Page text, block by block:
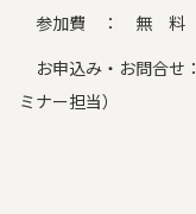
参加費 ： 無 料
お申込み・お問合
ミナー担当）